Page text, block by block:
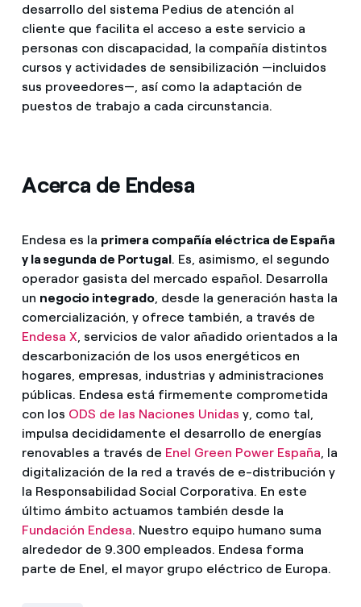
desarrollo del sistema Pedius de atención al
cliente que facilita el acceso a este servicio a
personas con discapacidad, la compañía distintos
cursos y actividades de sensibilización —incluidos
sus proveedores—, así como la adaptación de
puestos de trabajo a cada circunstancia.
Acerca de Endesa
Endesa es la primera compañía eléctrica de España
y la segunda de Portugal. Es, asimismo, el segundo
operador gasista del mercado español. Desarrolla
un negocio integrado, desde la generación hasta la
comercialización, y ofrece también, a través de
Endesa X, servicios de valor añadido orientados a la
descarbonización de los usos energéticos en
hogares, empresas, industrias y administraciones
públicas. Endesa está firmemente comprometida
con los ODS de las Naciones Unidas y, como tal,
impulsa decididamente el desarrollo de energías
renovables a través de Enel Green Power España, la
digitalización de la red a través de e-distribución y
la Responsabilidad Social Corporativa. En este
último ámbito actuamos también desde la
Fundación Endesa. Nuestro equipo humano suma
alrededor de 9.300 empleados. Endesa forma
parte de Enel, el mayor grupo eléctrico de Europa.